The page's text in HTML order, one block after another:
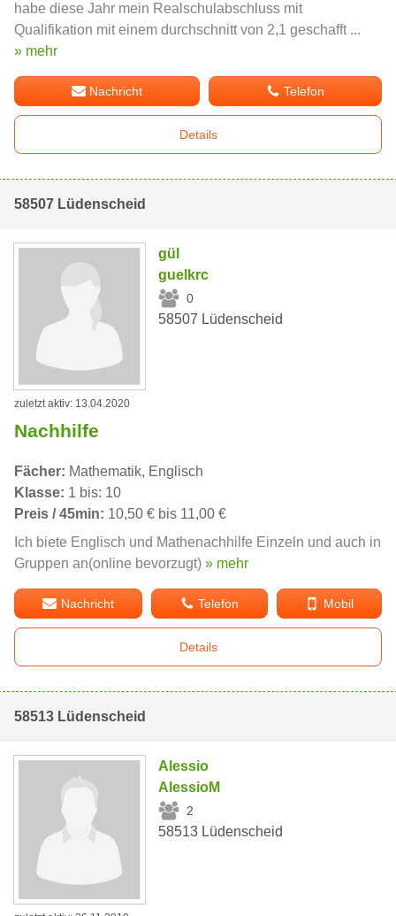
habe diese Jahr mein Realschulabschluss mit
Qualifikation mit einem durchschnitt von 2,1 geschafft ...
» mehr
Nachricht Telefon
Details
58507 Lüdenscheid
gül
guelkrc
0
58507 Lüdenscheid
zuletzt aktiv: 13.04.2020
Nachhilfe
Fächer: Mathematik, Englisch
Klasse: 1 bis: 10
Preis / 45min: 10,50 € bis 11,00 €
Ich biete Englisch und Mathenachhilfe Einzeln und auch in
Gruppen an(online bevorzugt) » mehr
Nachricht Telefon Mobil
Details
58513 Lüdenscheid
Alessio
AlessioM
2
58513 Lüdenscheid